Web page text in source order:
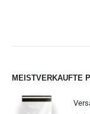
MEISTVERKAUFTE